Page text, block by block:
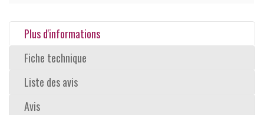
Plus d'informations
Fiche technique
Liste des avis
Avis